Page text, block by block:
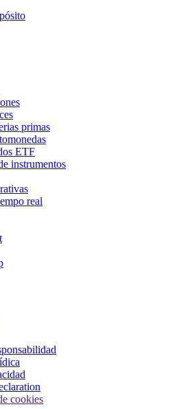
primas
ETF
instrumentos
real
cookies